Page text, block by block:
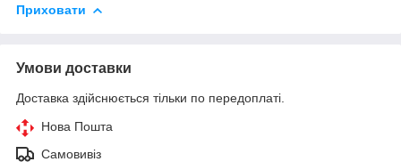
Приховати
Умови доставки
Доставка здійснюється тільки по передоплаті.
Нова Пошта
Самовивіз